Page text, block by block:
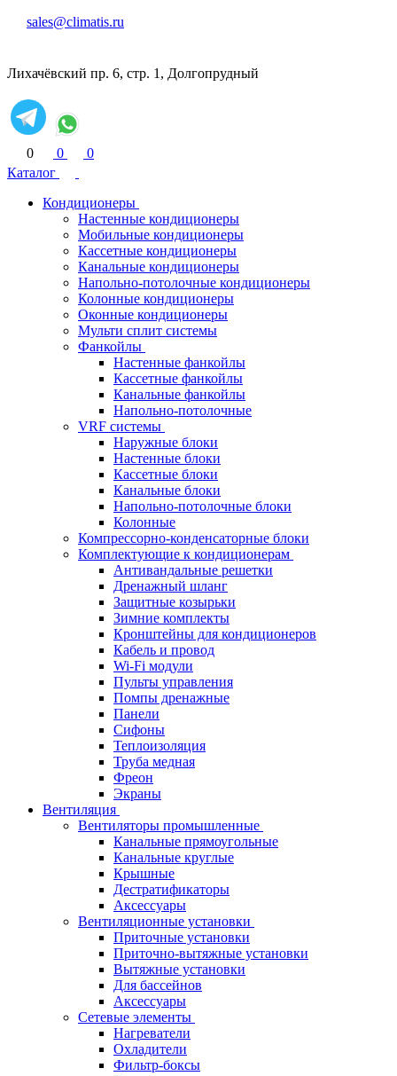
sales@climatis.ru
Лихачёвский пр. 6, стр. 1, Долгопрудный
0 0
0
Каталог
Кондиционеры
Настенные кондиционеры
Мобильные кондиционеры
Кассетные кондиционеры
Канальные кондиционеры
Напольно-потолочные кондиционеры
Колонные кондиционеры
Оконные кондиционеры
Мульти сплит системы
Фанкойлы
Настенные фанкойлы
Кассетные фанкойлы
Канальные фанкойлы
Напольно-потолочные
VRF системы
Наружные блоки
Настенные блоки
Кассетные блоки
Канальные блоки
Напольно-потолочные блоки
Колонные
Компрессорно-конденсаторные блоки
Комплектующие к кондиционерам
Антивандальные решетки
Дренажный шланг
Защитные козырьки
Зимние комплекты
Кронштейны для кондиционеров
Кабель и провод
Wi-Fi модули
Пульты управления
Помпы дренажные
Панели
Сифоны
Теплоизоляция
Труба медная
Фреон
Экраны
Вентиляция
Вентиляторы промышленные
Канальные прямоугольные
Канальные круглые
Крышные
Дестратификаторы
Аксессуары
Вентиляционные установки
Приточные установки
Приточно-вытяжные установки
Вытяжные установки
Для бассейнов
Аксессуары
Сетевые элементы
Нагреватели
Охладители
Фильтр-боксы